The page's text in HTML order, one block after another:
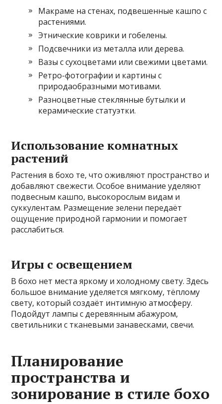
Макраме на стенах, подвешенные кашпо с
растениями.
Этнические коврики и гобелены.
Подсвечники из металла или дерева.
Вазы с сухоцветами или свежими цветами.
Ретро-фотографии и картины с
природаобразными мотивами.
Разноцветные стеклянные бутылки и
керамические статуэтки.
Использование комнатных
растений
Растения в бохо те, что оживляют пространство и
добавляют свежести. Особое внимание уделяют
подвесным кашпо, высокорослым видам и
суккулентам. Размещение зелени передаёт
ощущение природной гармонии и помогает
расслабиться.
Игры с освещением
В бохо нет места яркому и холодному свету. Здесь
большое внимание уделяется мягкому, тёплому
свету, который создаёт интимную атмосферу.
Подойдут лампы с деревянным абажуром,
светильники с тканевыми занавесками, свечи.
Планирование
пространства и
зонирование в стиле бохо